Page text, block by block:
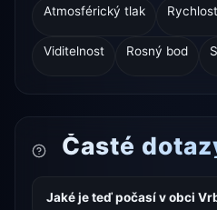
Atmosférický tlak
Viditelnost Rosný bod
Časté
Jaké je teď počasí v obci